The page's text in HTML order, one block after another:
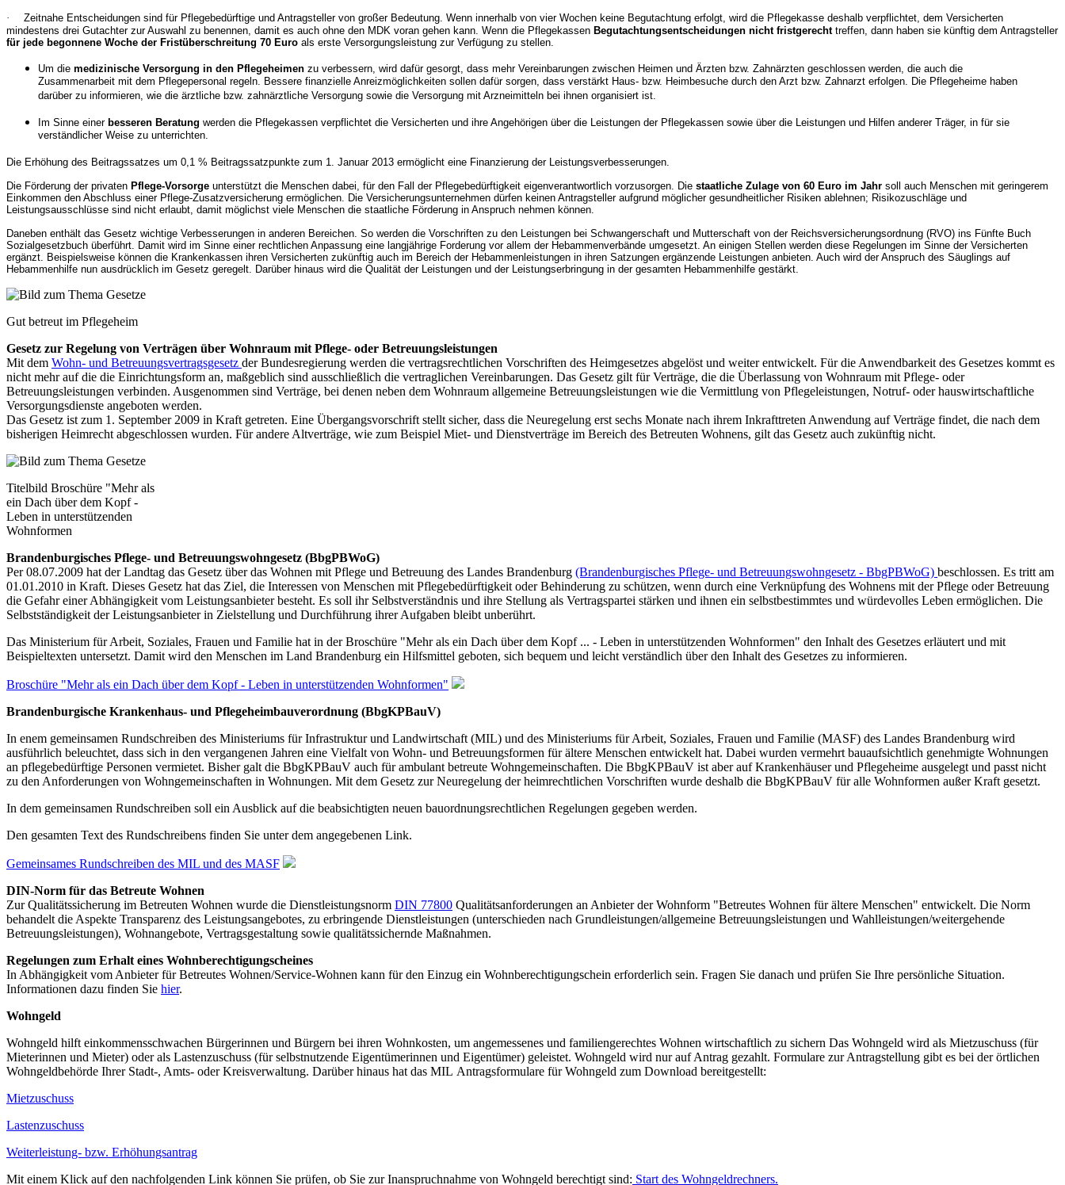
·
Zeitnahe Entscheidungen sind für Pflegebedürftige und Antragsteller von großer Bedeutung. Wenn innerhalb von vier Wochen keine Begutachtung erfolgt, wird die Pflegekasse deshalb verpflichtet, dem Versicherten
mindestens drei Gutachter zur Auswahl zu benennen, damit es auch ohne den MDK voran gehen kann. Wenn die Pflegekassen Begutachtungsentscheidungen nicht fristgerechttreffen, dann haben sie künftig dem Antragsteller
für jede begonnene Woche der Fristüberschreitung 70 Euro als erste Versorgungsleistung zur Verfügung zu stellen.
Um die medizinische Versorgung in den Pflegeheimen zu verbessern, wird dafür gesorgt, dass mehr Vereinbarungen zwischen Heimen und Ärzten bzw. Zahnärzten geschlossen werden, die auch die
Zusammenarbeit mit dem Pflegepersonal regeln. Bessere finanzielle Anreizmöglichkeiten sollen dafür sorgen, dass verstärkt Haus- bzw. Heimbesuche durch den Arzt bzw. Zahnarzt erfolgen. Die Pflegeheime haben
darüber zu informieren, wie die ärztliche bzw. zahnärztliche Versorgung sowie die Versorgung mit Arzneimitteln bei ihnen organisiert ist.
Im Sinne einer besseren Beratung werden die Pflegekassen verpflichtet die Versicherten und ihre Angehörigen über die Leistungen der Pflegekassen sowie über die Leistungen und Hilfen anderer Träger, in für sie
verständlicher Weise zu unterrichten.
Die Erhöhung des Beitragssatzes um 0,1 % Beitragssatzpunkte zum 1. Januar 2013 ermöglicht eine Finanzierung der Leistungsverbesserungen.
Die Förderung der privaten Pflege-Vorsorge unterstützt die Menschen dabei, für den Fall der Pflegebedürftigkeit eigenverantwortlich vorzusorgen. Die staatliche Zulage von 60 Euro im Jahr soll auch Menschen mit geringerem
Einkommen den Abschluss einer Pflege-Zusatzversicherung ermöglichen. Die Versicherungsunternehmen dürfen keinen Antragsteller aufgrund möglicher gesundheitlicher Risiken ablehnen; Risikozuschläge und
Leistungsausschlüsse sind nicht erlaubt, damit möglichst viele Menschen die staatliche Förderung in Anspruch nehmen können.
Daneben enthält das Gesetz wichtige Verbesserungen in anderen Bereichen. So werden die Vorschriften zu den Leistungen bei Schwangerschaft und Mutterschaft von der Reichsversicherungsordnung (RVO) ins Fünfte Buch
Sozialgesetzbuch überführt. Damit wird im Sinne einer rechtlichen Anpassung eine langjährige Forderung vor allem der Hebammenverbände umgesetzt. An einigen Stellen werden diese Regelungen im Sinne der Versicherten
ergänzt. Beispielsweise können die Krankenkassen ihren Versicherten zukünftig auch im Bereich der Hebammenleistungen in ihren Satzungen ergänzende Leistungen anbieten. Auch wird der Anspruch des Säuglings auf
Hebammenhilfe nun ausdrücklich im Gesetz geregelt. Darüber hinaus wird die Qualität der Leistungen und der Leistungserbringung in der gesamten Hebammenhilfe gestärkt.
Gut betreut im Pflegeheim
Gesetz zur Regelung von Verträgen über Wohnraum mit Pflege- oder Betreuungsleistungen
Mit dem Wohn- und Betreuungsvertragsgesetz der Bundesregierung werden die vertragsrechtlichen Vorschriften des Heimgesetzes abgelöst und weiter entwickelt. Für die Anwendbarkeit des Gesetzes kommt es
nicht mehr auf die die Einrichtungsform an, maßgeblich sind ausschließlich die vertraglichen Vereinbarungen. Das Gesetz gilt für Verträge, die die Überlassung von Wohnraum mit Pflege- oder
Betreuungsleistungen verbinden. Ausgenommen sind Verträge, bei denen neben dem Wohnraum allgemeine Betreuungsleistungen wie die Vermittlung von Pflegeleistungen, Notruf- oder hauswirtschaftliche
Versorgungsdienste angeboten werden.
Das Gesetz ist zum 1. September 2009 in Kraft getreten. Eine Übergangsvorschrift stellt sicher, dass die Neuregelung erst sechs Monate nach ihrem Inkrafttreten Anwendung auf Verträge findet, die nach dem
bisherigen Heimrecht abgeschlossen wurden. Für andere Altverträge, wie zum Beispiel Miet- und Dienstverträge im Bereich des Betreuten Wohnens, gilt das Gesetz auch zukünftig nicht.
Titelbild Broschüre "Mehr als
ein Dach über dem Kopf -
Leben in unterstützenden
Wohnformen
Brandenburgisches Pflege- und Betreuungswohngesetz (BbgPBWoG)
Per 08.07.2009 hat der Landtag das Gesetz über das Wohnen mit Pflege und Betreuung des Landes Brandenburg (Brandenburgisches Pflege- und Betreuungswohngesetz - BbgPBWoG) beschlossen. Es tritt am
01.01.2010 in Kraft. Dieses Gesetz hat das Ziel, die Interessen von Menschen mit Pflegebedürftigkeit oder Behinderung zu schützen, wenn durch eine Verknüpfung des Wohnens mit der Pflege oder Betreuung
die Gefahr einer Abhängigkeit vom Leistungsanbieter besteht. Es soll ihr Selbstverständnis und ihre Stellung als Vertragspartei stärken und ihnen ein selbstbestimmtes und würdevolles Leben ermöglichen. Die
Selbstständigkeit der Leistungsanbieter in Zielstellung und Durchführung ihrer Aufgaben bleibt unberührt.
Das Ministerium für Arbeit, Soziales, Frauen und Familie hat in der Broschüre "Mehr als ein Dach über dem Kopf ... - Leben in unterstützenden Wohnformen" den Inhalt des Gesetzes erläutert und mit
Beispieltexten untersetzt. Damit wird den Menschen im Land Brandenburg ein Hilfsmittel geboten, sich bequem und leicht verständlich über den Inhalt des Gesetzes zu informieren.
Broschüre "Mehr als ein Dach über dem Kopf - Leben in unterstützenden Wohnformen"
Brandenburgische Krankenhaus- und Pflegeheimbauverordnung (BbgKPBauV)
In enem gemeinsamen Rundschreiben des Ministeriums für Infrastruktur und Landwirtschaft (MIL) und des Ministeriums für Arbeit, Soziales, Frauen und Familie (MASF) des Landes Brandenburg wird
ausführlich beleuchtet, dass sich in den vergangenen Jahren eine Vielfalt von Wohn- und Betreuungsformen für ältere Menschen entwickelt hat. Dabei wurden vermehrt bauaufsichtlich genehmigte Wohnungen
an pflegebedürftige Personen vermietet. Bisher galt die BbgKPBauV auch für ambulant betreute Wohngemeinschaften. Die BbgKPBauV ist aber auf Krankenhäuser und Pflegeheime ausgelegt und passt nicht
zu den Anforderungen von Wohngemeinschaften in Wohnungen. Mit dem Gesetz zur Neuregelung der heimrechtlichen Vorschriften wurde deshalb die BbgKPBauV für alle Wohnformen außer Kraft gesetzt.
In dem gemeinsamen Rundschreiben soll ein Ausblick auf die beabsichtigten neuen bauordnungsrechtlichen Regelungen gegeben werden.
Den gesamten Text des Rundschreibens finden Sie unter dem angegebenen Link.
Gemeinsames Rundschreiben des MIL und des MASF
DIN-Norm für das Betreute Wohnen
Zur Qualitätssicherung im Betreuten Wohnen wurde die Dienstleistungsnorm DIN 77800 Qualitätsanforderungen an Anbieter der Wohnform "Betreutes Wohnen für ältere Menschen" entwickelt. Die Norm
behandelt die Aspekte Transparenz des Leistungsangebotes, zu erbringende Dienstleistungen (unterschieden nach Grundleistungen/allgemeine Betreuungsleistungen und Wahlleistungen/weitergehende
Betreuungsleistungen), Wohnangebote, Vertragsgestaltung sowie qualitätssichernde Maßnahmen.
Regelungen zum Erhalt eines Wohnberechtigungscheines
In Abhängigkeit vom Anbieter für Betreutes Wohnen/Service-Wohnen kann für den Einzug ein Wohnberechtigungschein erforderlich sein. Fragen Sie danach und prüfen Sie Ihre persönliche Situation.
Informationen dazu finden Sie hier.
Wohngeld
Wohngeld hilft einkommensschwachen Bürgerinnen und Bürgern bei ihren Wohnkosten, um angemessenes und familiengerechtes Wohnen wirtschaftlich zu sichern Das Wohngeld wird als Mietzuschuss (für
Mieterinnen und Mieter) oder als Lastenzuschuss (für selbstnutzende Eigentümerinnen und Eigentümer) geleistet. Wohngeld wird nur auf Antrag gezahlt. Formulare zur Antragstellung gibt es bei der örtlichen
Wohngeldbehörde Ihrer Stadt-, Amts- oder Kreisverwaltung. Darüber hinaus hat das MIL Antragsformulare für Wohngeld zum Download bereitgestellt:
Mietzuschuss
Lastenzuschuss
Weiterleistung- bzw. Erhöhungsantrag
Mit einem Klick auf den nachfolgenden Link können Sie prüfen, ob Sie zur Inanspruchnahme von Wohngeld berechtigt sind: Start des Wohngeldrechners.